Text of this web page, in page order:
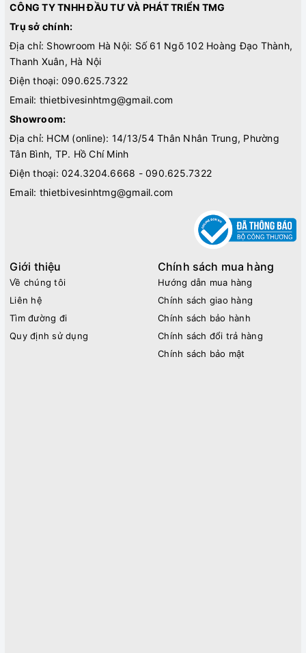
CÔNG TY TNHH ĐẦU TƯ VÀ PHÁT TRIỂN TMG
Trụ sở chính:
Địa chỉ: Showroom Hà Nội: Số 61 Ngõ 102 Hoàng Đạo Thành,
Thanh Xuân, Hà Nội
Điện thoại: 090.625.7322
Email: thietbivesinhtmg@gmail.com
Showroom:
Địa chỉ: HCM (online): 14/13/54 Thân Nhân Trung, Phường
Tân Bình, TP. Hồ Chí Minh
Điện thoại: 024.3204.6668 - 090.625.7322
Email: thietbivesinhtmg@gmail.com
Giới thiệu
Về chúng tôi
Liên hệ
Tìm đường đi
Quy định sử dụng
Chính sách mua hàng
Hướng dẫn mua hàng
Chính sách giao hàng
Chính sách bảo hành
Chính sách đổi trả hàng
Chính sách bảo mật